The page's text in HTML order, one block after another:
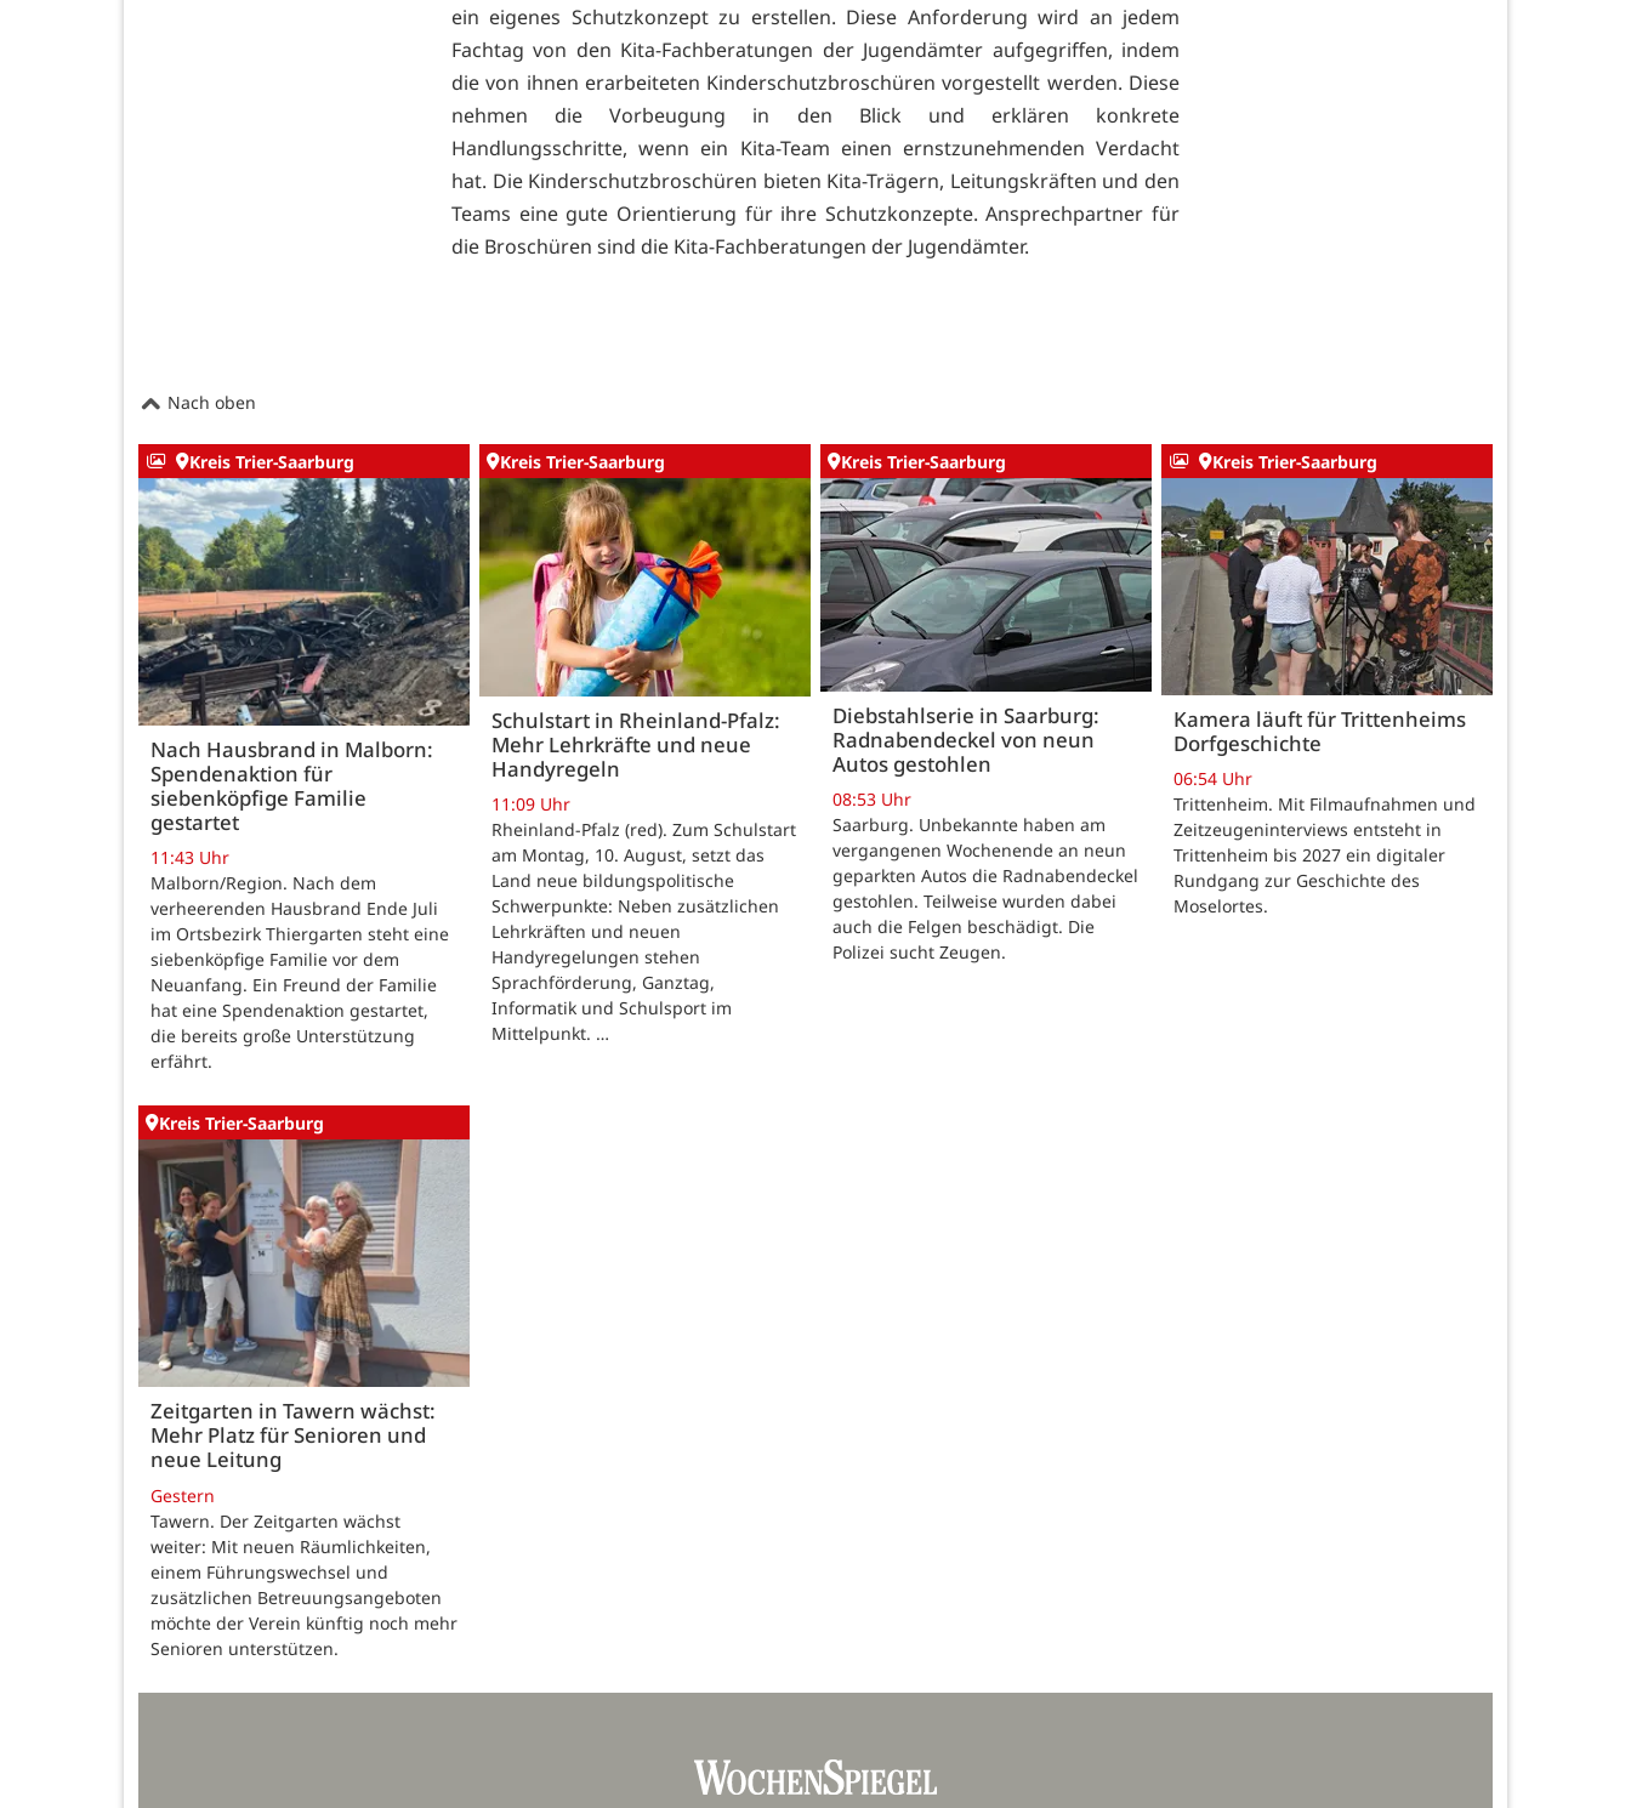
ein eigenes Schutzkonzept zu erstellen. Diese Anforderung wird an jedem
Fachtag von den Kita-Fachberatungen der Jugendämter aufgegriffen, indem
die von ihnen erarbeiteten Kinderschutzbroschüren vorgestellt werden. Diese
nehmen die Vorbeugung in den Blick und erklären konkrete
Handlungsschritte, wenn ein Kita-Team einen ernstzunehmenden Verdacht
hat. Die Kinderschutzbroschüren bieten Kita-Trägern, Leitungskräften und den
Teams eine gute Orientierung für ihre Schutzkonzepte. Ansprechpartner für
die Broschüren sind die Kita-Fachberatungen der Jugendämter.
Nach oben
Kreis Trier-Saarburg
Nach Hausbrand in Malborn:
Spendenaktion für
siebenköpfige Familie
gestartet
11:43 Uhr
Malborn/Region. Nach dem
verheerenden Hausbrand Ende Juli
im Ortsbezirk Thiergarten steht eine
siebenköpfige Familie vor dem
Neuanfang. Ein Freund der Familie
hat eine Spendenaktion gestartet,
die bereits große Unterstützung
erfährt.
Kreis Trier-Saarburg
Schulstart in Rheinland-Pfalz:
Mehr Lehrkräfte und neue
Handyregeln
11:09 Uhr
Rheinland-Pfalz (red). Zum Schulstart
am Montag, 10. August, setzt das
Land neue bildungspolitische
Schwerpunkte: Neben zusätzlichen
Lehrkräften und neuen
Handyregelungen stehen
Sprachförderung, Ganztag,
Informatik und Schulsport im
Mittelpunkt. …
Kreis Trier-Saarburg
Diebstahlserie in Saarburg:
Radnabendeckel von neun
Autos gestohlen
08:53 Uhr
Saarburg. Unbekannte haben am
vergangenen Wochenende an neun
geparkten Autos die Radnabendeckel
gestohlen. Teilweise wurden dabei
auch die Felgen beschädigt. Die
Polizei sucht Zeugen.
Kreis Trier-Saarburg
Kamera läuft für Trittenheims
Dorfgeschichte
06:54 Uhr
Trittenheim. Mit Filmaufnahmen und
Zeitzeugeninterviews entsteht in
Trittenheim bis 2027 ein digitaler
Rundgang zur Geschichte des
Moselortes.
Kreis Trier-Saarburg
Zeitgarten in Tawern wächst:
Mehr Platz für Senioren und
neue Leitung
Gestern
Tawern. Der Zeitgarten wächst
weiter: Mit neuen Räumlichkeiten,
einem Führungswechsel und
zusätzlichen Betreuungsangeboten
möchte der Verein künftig noch mehr
Senioren unterstützen.